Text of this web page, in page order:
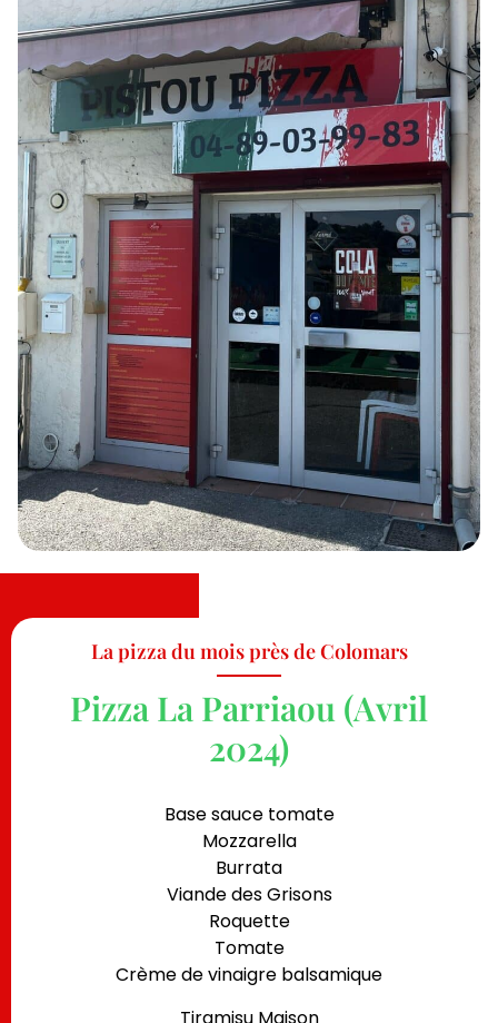
La pizza du mois près de Colomars
Pizza La Parriaou (Avril
2024)
Base sauce tomate
Mozzarella
Burrata
Viande des Grisons
Roquette
Tomate
Crème de vinaigre balsamique
Tiramisu Maison